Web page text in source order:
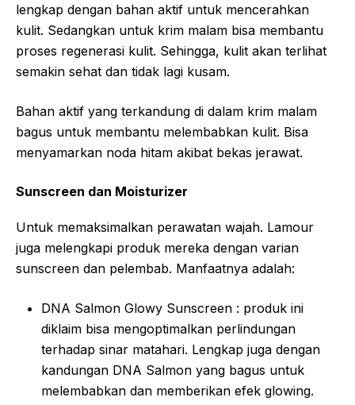
lengkap dengan bahan aktif untuk mencerahkan
kulit. Sedangkan untuk krim malam bisa membantu
proses regenerasi kulit. Sehingga, kulit akan terlihat
semakin sehat dan tidak lagi kusam.
Bahan aktif yang terkandung di dalam krim malam
bagus untuk membantu melembabkan kulit. Bisa
menyamarkan noda hitam akibat bekas jerawat.
Sunscreen dan Moisturizer
Untuk memaksimalkan perawatan wajah. Lamour
juga melengkapi produk mereka dengan varian
sunscreen dan pelembab. Manfaatnya adalah:
DNA Salmon Glowy Sunscreen : produk ini
diklaim bisa mengoptimalkan perlindungan
terhadap sinar matahari. Lengkap juga dengan
kandungan DNA Salmon yang bagus untuk
melembabkan dan memberikan efek glowing.